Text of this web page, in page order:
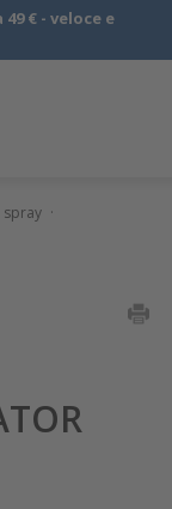
€ - veloce e
spray ·